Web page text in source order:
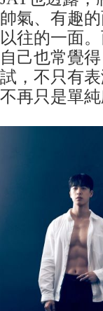
帥氣、有趣
以往的一面
自己也常覺
試，不只有
不再只是單純